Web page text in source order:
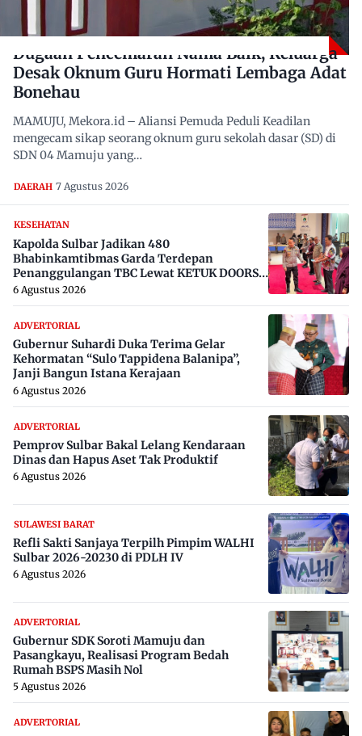
Dugaan Pencemaran Nama Baik, Keluarga
Desak Oknum Guru Hormati Lembaga Adat
Bonehau
MAMUJU, Mekora.id – Aliansi Pemuda Peduli Keadilan
mengecam sikap seorang oknum guru sekolah dasar (SD) di
SDN 04 Mamuju yang…
DAERAH 7 Agustus 2026
KESEHATAN
Kapolda Sulbar Jadikan 480
Bhabinkamtibmas Garda Terdepan
Penanggulangan TBC Lewat KETUK DOORS
di 650 Desa
6 Agustus 2026
ADVERTORIAL
Gubernur Suhardi Duka Terima Gelar
Kehormatan “Sulo Tappidena Balanipa”,
Janji Bangun Istana Kerajaan
6 Agustus 2026
ADVERTORIAL
Pemprov Sulbar Bakal Lelang Kendaraan
Dinas dan Hapus Aset Tak Produktif
6 Agustus 2026
SULAWESI BARAT
Refli Sakti Sanjaya Terpilh Pimpim WALHI
Sulbar 2026-20230 di PDLH IV
6 Agustus 2026
ADVERTORIAL
Gubernur SDK Soroti Mamuju dan
Pasangkayu, Realisasi Program Bedah
Rumah BSPS Masih Nol
5 Agustus 2026
ADVERTORIAL